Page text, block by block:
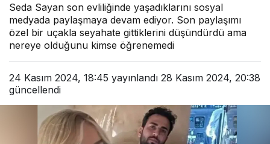
Seda Sayan son evliliğinde yaşadıklarını sosyal
medyada paylaşmaya devam ediyor. Son paylaşımı
özel bir uçakla seyahate gittiklerini düşündürdü ama
nereye olduğunu kimse öğrenemedi
24 Kasım 2024, 18:45 yayınlandı 28 Kasım 2024, 20:38
güncellendi